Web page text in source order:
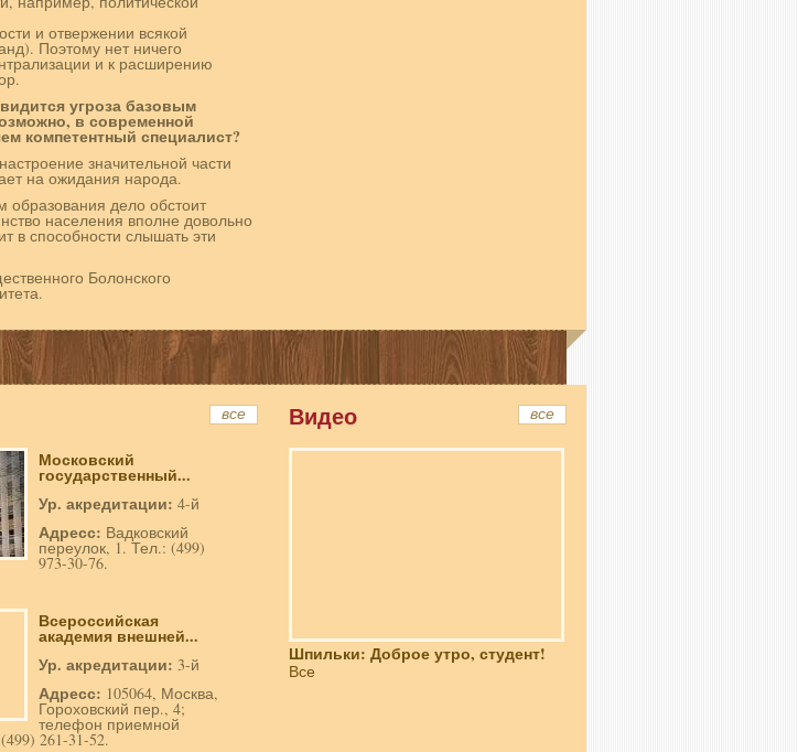
и отвержении всякой
Поэтому нет ничего
и к расширению
угроза базовым
в современной
компетентный специалист?
значительной части
на ожидания народа.
образования дело обстоит
населения вполне довольно
в способности слышать эти
Болонского
все
Московский
государственный...
Ур. акредитации: 4-й
Адресс: Вадковский
переулок, 1. Тел.: (499)
973-30-76.
Всероссийская
академия внешней...
Ур. акредитации: 3-й
Адресс: 105064, Москва,
Гороховский пер., 4;
телефон приемной
261-31-52.
все
Видео
Шпильки: Доброе утро, студент!
Все